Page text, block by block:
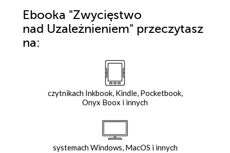
Ebooka "Zwycięstwo
nad Uzależnieniem" przeczytasz
na:
czytnikach Inkbook, Kindle, Pocketbook,
Onyx Boox i innych
systemach Windows, MacOS i innych